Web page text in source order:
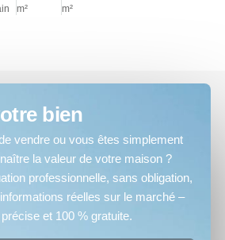
m² m²
bien
vendre ou vous êtes simplement
la valeur de votre maison ?
professionnelle, sans obligation,
réelles sur le marché –
et 100 % gratuite.